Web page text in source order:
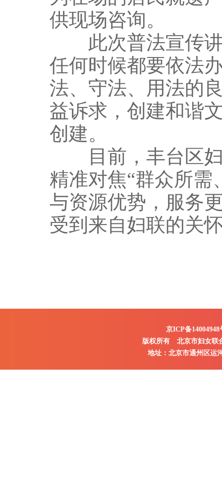
供现场咨询。
此次普法宣传讲
任何时候都要依法
法、守法、用法的
益诉求，创建和谐
创建。
目前，丰台区妇
精准对焦“群众所需
与资源优势，服务
受到来自妇联的关
京ICP备14004948
版权所有 北京市妇女
地址：北京市通州区